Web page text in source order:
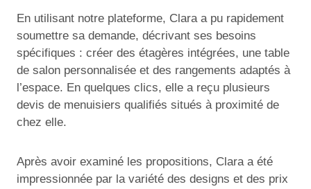
En utilisant notre plateforme, Clara a pu rapidement
soumettre sa demande, décrivant ses besoins
spécifiques : créer des étagères intégrées, une table
de salon personnalisée et des rangements adaptés à
l’espace. En quelques clics, elle a reçu plusieurs
devis de menuisiers qualifiés situés à proximité de
chez elle.
Après avoir examiné les propositions, Clara a été
impressionnée par la variété des designs et des prix